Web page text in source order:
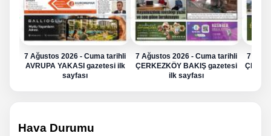
7 Ağustos 2026 - Cuma tarihli
AVRUPA YAKASI gazetesi ilk
sayfası
7 Ağustos 2026 - Cuma tarihli
ÇERKEZKÖY BAKIŞ gazetesi
ilk sayfası
7
Hava Durumu